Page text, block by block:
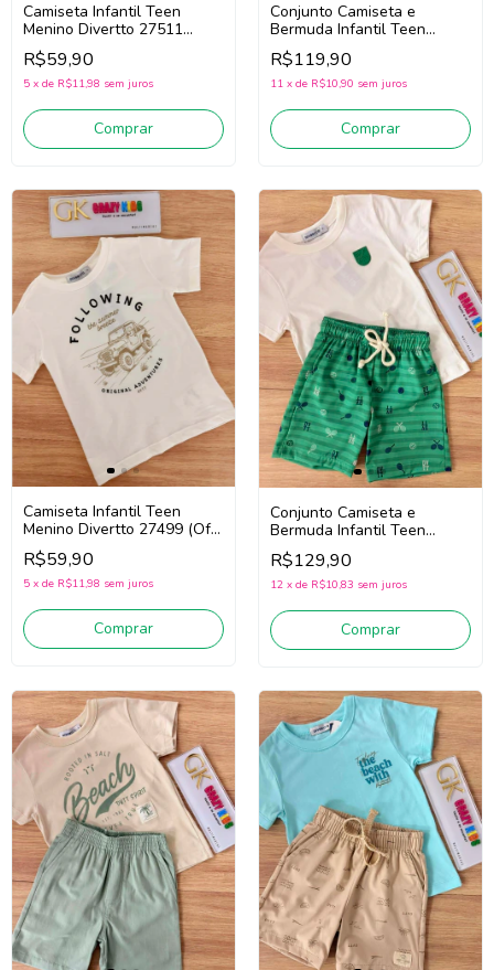
Camiseta Infantil Teen
Menino Divertto 27511
(Verde Claro)
R$59,90
5 x de R$11,98 sem juros
Comprar
Conjunto Camiseta e
Bermuda Infantil Teen
Menino Divertto 27531 (Off
White/Bege)
R$119,90
11 x de R$10,90 sem juros
Comprar
Camiseta Infantil Teen
Menino Divertto 27499 (Off
White)
R$59,90
5 x de R$11,98 sem juros
Comprar
Conjunto Camiseta e
Bermuda Infantil Teen
Menino Divertto 27406
(Branco/Verde)
R$129,90
12 x de R$10,83 sem juros
Comprar